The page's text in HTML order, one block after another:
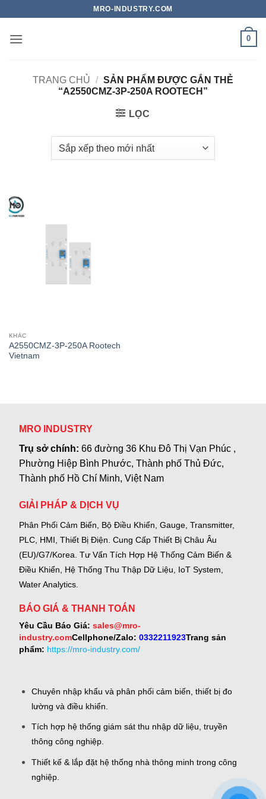
nội
MRO-INDUSTRY.COM
0
TRANG CHỦ / SẢN PHẨM ĐƯỢC GẮN THẺ
“A2550CMZ-3P-250A ROOTECH”
LỌC
KHÁC
A2550CMZ-3P-250A Rootech
Vietnam
MRO INDUSTRY
Trụ sở chính:66 đường 36 Khu Đô Thị Vạn Phúc ,
Phường Hiệp Bình Phước, Thành phố Thủ Đức,
Thành phố Hồ Chí Minh, Việt Nam
GIẢI PHÁP & DỊCH VỤ
Phân Phối Cảm Biến, Bộ Điều Khiển, Gauge, Transmitter,
PLC, HMI, Thiết Bị Điện. Cung Cấp Thiết Bị Châu Âu
(EU)/G7/Korea. Tư Vấn Tích Hợp Hệ Thống Cảm Biến &
Điều Khiển, Hệ Thống Thu Thập Dữ Liệu, IoT System,
Water Analytics.
BÁO GIÁ & THANH TOÁN
Yêu Cầu Báo Giá: sales@mro-
industry.comCellphone/Zalo: 0332211923Trang sản
phẩm: https://mro-industry.com/
Chuyên nhập khẩu và phân phối cảm biến, thiết bị đo
lường và điều khiển.
Tích hợp hệ thống giám sát thu nhập dữ liệu, truyền
thông công nghiệp.
Thiết kế & lắp đặt hệ thống nhà thông minh trong công
nghiệp.